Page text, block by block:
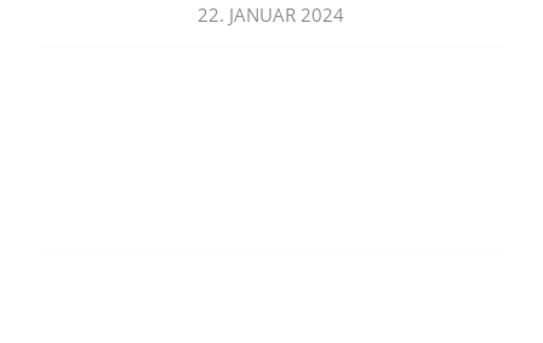
22. JANUAR 2024